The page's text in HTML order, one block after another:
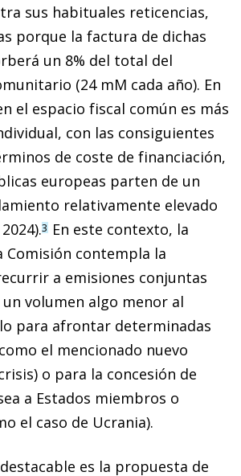
sus habituales reticencias,
porque la factura de dichas
un 8% del total del
(24 mM cada año). En
el espacio fiscal común es más
con las consiguientes
de coste de financiación,
europeas parten de un
relativamente elevado
3 En este contexto, la
Comisión contempla la
a emisiones conjuntas
volumen algo menor al
para afrontar determinadas
el mencionado nuevo
o para la concesión de
a Estados miembros o
el caso de Ucrania).
es la propuesta de